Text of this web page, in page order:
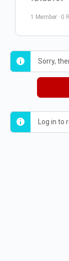
1 Member · 0
Sorry,
Log in to